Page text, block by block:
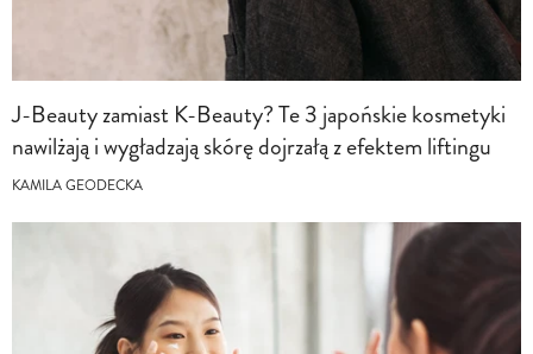
J-Beauty zamiast K-Beauty? Te 3 japońskie kosmetyki
nawilżają i wygładzają skórę dojrzałą z efektem liftingu
KAMILA GEODECKA